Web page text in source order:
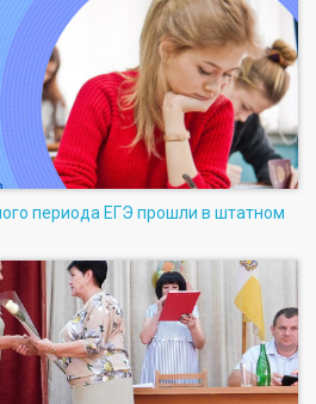
периода ЕГЭ прошли в штатном